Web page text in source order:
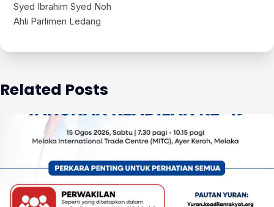
Syed Ibrahim Syed Noh
Ahli Parlimen Ledang
Related Posts